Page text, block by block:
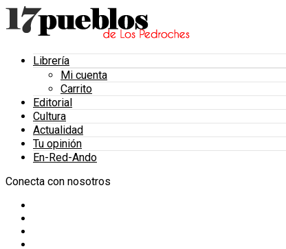
Librería
Mi cuenta
Carrito
Editorial
Cultura
Actualidad
Tu opinión
En-Red-Ando
Conecta con nosotros